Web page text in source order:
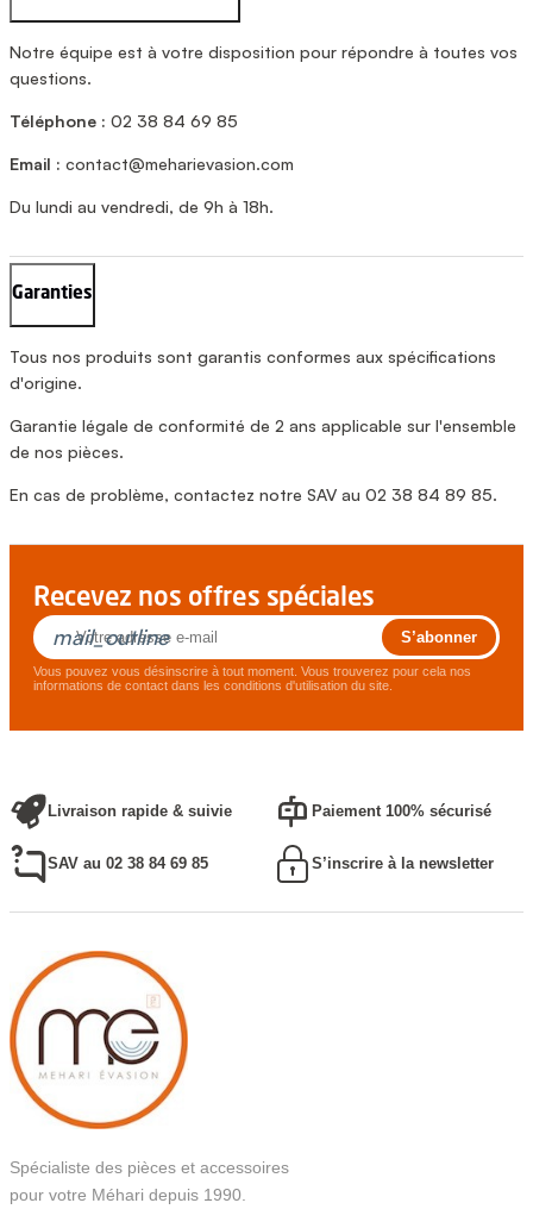
Notre équipe est à votre disposition pour répondre à toutes vos
questions.
Téléphone : 02 38 84 69 85
Email : contact@meharievasion.com
Du lundi au vendredi, de 9h à 18h.
Garanties
Tous nos produits sont garantis conformes aux spécifications
d'origine.
Garantie légale de conformité de 2 ans applicable sur l'ensemble
de nos pièces.
En cas de problème, contactez notre SAV au 02 38 84 89 85.
Recevez nos offres spéciales
mail_outline
Vous pouvez vous désinscrire à tout moment. Vous trouverez pour cela nos
informations de contact dans les conditions d'utilisation du site.
Livraison rapide & suivie Paiement 100% sécurisé
SAV au 02 38 84 69 85 S’inscrire à la newsletter
Spécialiste des pièces et accessoires
pour votre Méhari depuis 1990.